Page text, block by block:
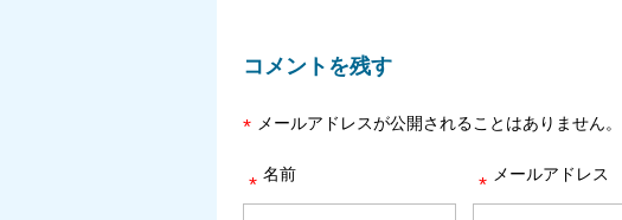
コメントを残す
メールアドレスが公開されることはありません。
*
名前
* メールアドレス
*